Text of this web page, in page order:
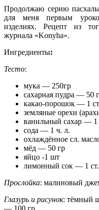
Продолжаю серию
для меня первым
изделиях. Рецепт из
журнала «Konyha».
Ингредиенты:
Тесто:
мука — 250гр
сахарная пудра — 50
какао-порошок — 1
земляные орехи
ванильный сахар — 1
сода — 1 ч. л.
охлаждённое сл.
мёд — 50 гр
яйцо -1 шт
лимонный сок — 1
Прослойка: малиновый
Глазурь и рисунок: тёмный
— 100 гр.